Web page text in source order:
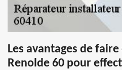
Les avantages de
Renolde 60 pour